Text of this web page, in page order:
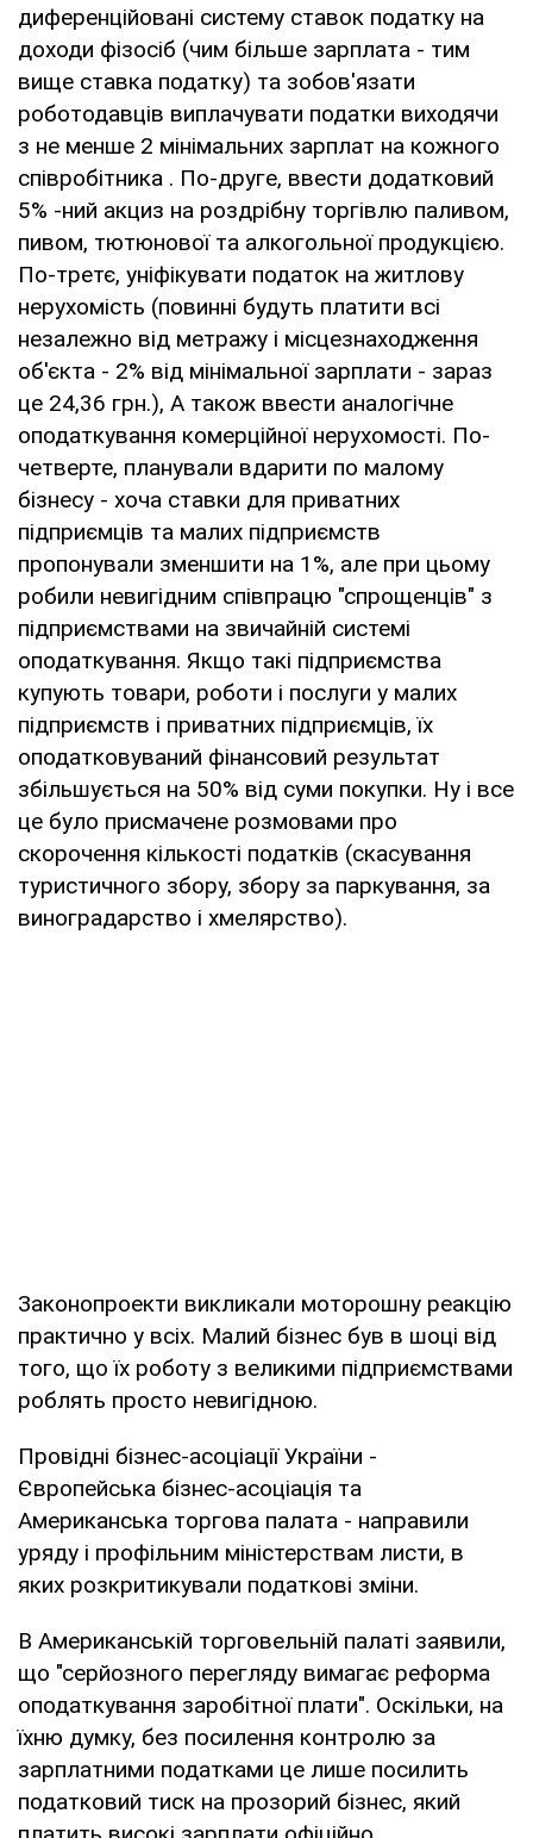
диференційовані систему ставок податку на
доходи фізосіб (чим більше зарплата - тим
вище ставка податку) та зобов'язати
роботодавців виплачувати податки виходячи
з не менше 2 мінімальних зарплат на кожного
співробітника . По-друге, ввести додатковий
5% -ний акциз на роздрібну торгівлю паливом,
пивом, тютюнової та алкогольної продукцією.
По-третє, уніфікувати податок на житлову
нерухомість (повинні будуть платити всі
незалежно від метражу і місцезнаходження
об'єкта - 2% від мінімальної зарплати - зараз
це 24,36 грн.), А також ввести аналогічне
оподаткування комерційної нерухомості. По-
четверте, планували вдарити по малому
бізнесу - хоча ставки для приватних
підприємців та малих підприємств
пропонували зменшити на 1%, але при цьому
робили невигідним співпрацю "спрощенців" з
підприємствами на звичайній системі
оподаткування. Якщо такі підприємства
купують товари, роботи і послуги у малих
підприємств і приватних підприємців, їх
оподатковуваний фінансовий результат
збільшується на 50% від суми покупки. Ну і все
це було присмачене розмовами про
скорочення кількості податків (скасування
туристичного збору, збору за паркування, за
виноградарство і хмелярство).
Законопроекти викликали моторошну реакцію
практично у всіх. Малий бізнес був в шоці від
того, що їх роботу з великими підприємствами
роблять просто невигідною.
Провідні бізнес-асоціації України -
Європейська бізнес-асоціація та
Американська торгова палата - направили
уряду і профільним міністерствам листи, в
яких розкритикували податкові зміни.
В Американській торговельній палаті заявили,
що "серйозного перегляду вимагає реформа
оподаткування заробітної плати". Оскільки, на
їхню думку, без посилення контролю за
зарплатними податками це лише посилить
податковий тиск на прозорий бізнес, який